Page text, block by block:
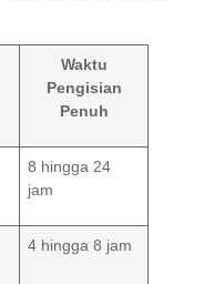
Waktu
Pengisian
Penuh
8 hingga 24
jam
4 hingga 8 jam